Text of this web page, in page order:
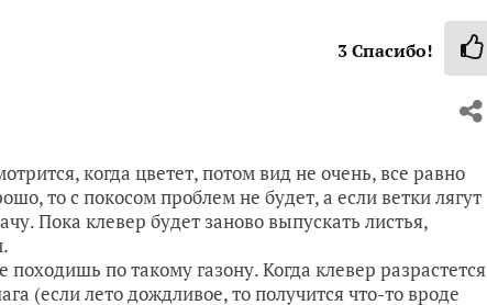
3Спасибо!
когда цветет, потом вид не очень, все равно
то с покосом проблем не будет, а если ветки лягут
Пока клевер будет заново выпускать листья,
по такому газону. Когда клевер разрастется
(если лето дождливое, то получится что-то вроде